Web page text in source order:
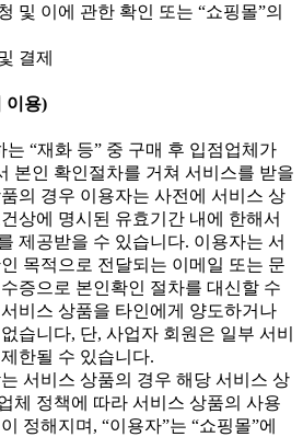
및 이에 관한 확인 또는 “쇼핑몰”의
결제
이용)
는 “재화 등” 중 구매 후 입점업체가
본인 확인절차를 거쳐 서비스를 받을
의 경우 이용자는 사전에 서비스 상
상에 명시된 유효기간 내에 한해서
제공받을 수 있습니다. 이용자는 서
목적으로 전달되는 이메일 또는 문
증으로 본인확인 절차를 대신할 수
비스 상품을 타인에게 양도하거나
습니다, 단, 사업자 회원은 일부 서비
한될 수 있습니다.
서비스 상품의 경우 해당 서비스 상
체 정책에 따라 서비스 상품의 사용
정해지며, “이용자”는 “쇼핑몰”에